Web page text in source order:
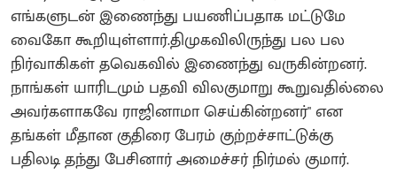
எங்களுடன் இணைந்து பயணிப்பதாக மட்டுமே
வைகோ கூறியுள்ளார்.திமுகவிலிருந்து பல பல
நிர்வாகிகள் தவெகவில் இணைந்து வருகின்றனர்.
நாங்கள் யாரிடமும் பதவி விலகுமாறு கூறுவதில்லை
அவர்களாகவே ராஜினாமா செய்கின்றனர்" என
தங்கள் மீதான குதிரை பேரம் குற்றச்சாட்டுக்கு
பதிலடி தந்து பேசினார் அமைச்சர் நிர்மல் குமார்.